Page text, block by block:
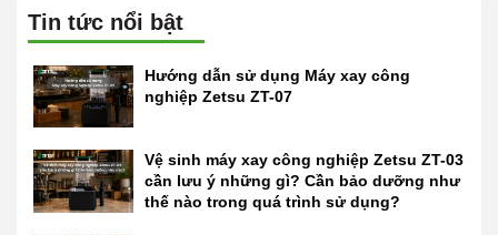
Tin tức nổi bật
Hướng dẫn sử dụng Máy xay công
nghiệp Zetsu ZT-07
Vệ sinh máy xay công nghiệp Zetsu ZT-03
cần lưu ý những gì? Cần bảo dưỡng như
thế nào trong quá trình sử dụng?